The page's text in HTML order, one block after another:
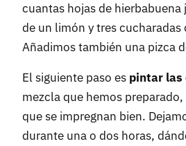
cuantas hojas de
de un limón y tres cucharadas
Añadimos también una pizca
El siguiente paso es pintar las
mezcla que hemos
que se impregnan bien.
durante una o dos horas,